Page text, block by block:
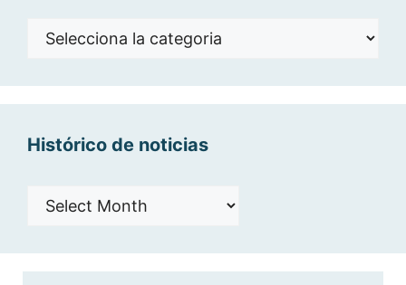
Noticias
Histórico de noticias
Histórico